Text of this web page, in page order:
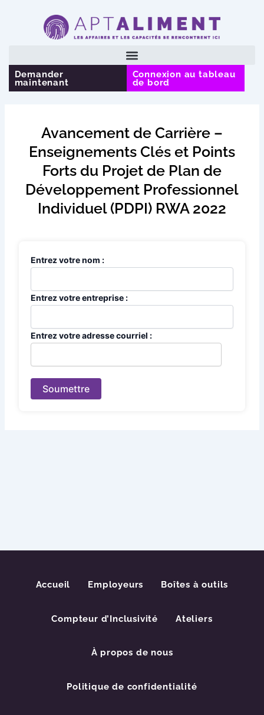
Demander
maintenant
Connexion au tableau
de bord
Avancement de Carrière –
Enseignements Clés et Points
Forts du Projet de Plan de
Développement Professionnel
Individuel (PDPI) RWA 2022
Entrez votre nom :
Entrez votre entreprise :
Entrez votre adresse courriel :
Soumettre
Accueil Employeurs Boîtes à outils
Compteur d’Inclusivité Ateliers
À propos de nous
Politique de confidentialité